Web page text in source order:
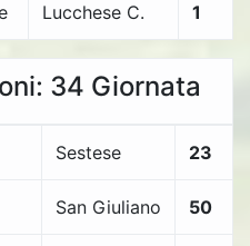
Lucchese C. 1
34 Giornata
Sestese 23
San Giuliano 50